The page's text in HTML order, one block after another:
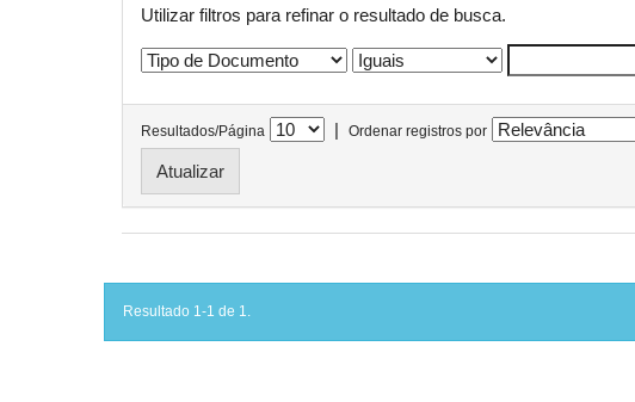
Utilizar filtros para refinar o resultado de busca.
Resultados/Página | Ordenar registros por
Resultado 1-1 de 1.